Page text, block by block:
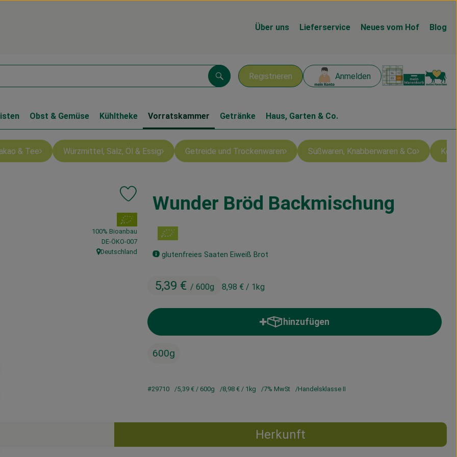
Über uns Lieferservice Neues vom Hof Blog
Registrieren Anmelden
Suchen
Obst & Gemüse Kühltheke Vorratskammer Getränke Haus, Garten & Co.
& Tee Würzmittel, Salz, Öl & Essig Getreide und Trockenwaren Süßwaren, Knabberwaren & Co
Wunder Bröd Backmischung
glutenfreies Saaten Eiweiß Brot
5,39 € / 600g 8,98 € / 1kg
Produkt zu Favouriten hinzufügen
, Verband:
100% Bioanbau
, Kontrollstelle:
DE-ÖKO-007
, Herkunft:
Deutschland
hinzufügen
Produkt zum Warenkorb hinzufügen
600g
#29710 5,39 € / 600g 8,98 € / 1kg 7% MwSt Handelsklasse II
Herkunft